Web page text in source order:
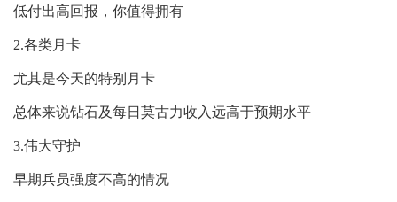
低付出高回报，你值得拥有
2.各类月卡
尤其是今天的特别月卡
总体来说钻石及每日莫古力收入远高于预期水平
3.伟大守护
早期兵员强度不高的情况